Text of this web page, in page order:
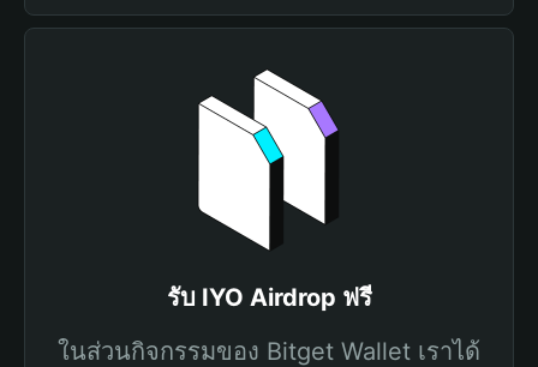
รับ IYO Airdrop ฟรี
ในส่วนกิจกรรมของ Bitget Wallet เราได้